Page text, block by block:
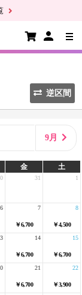
逆区間
9月
金 土
31 1
6
￥6,700
7
￥4,500
8
￥6,700
14
￥6,700
15
￥6,700
21
￥3,900
22